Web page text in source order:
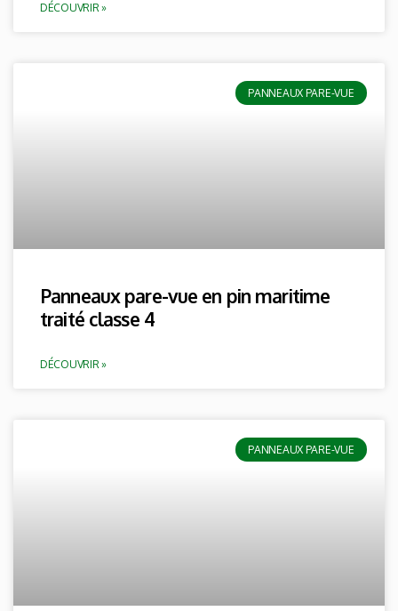
DÉCOUVRIR »
PANNEAUX PARE-VUE
Panneaux pare-vue en pin maritime
traité classe 4
DÉCOUVRIR »
PANNEAUX PARE-VUE